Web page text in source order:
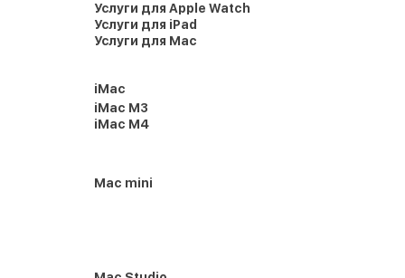
Услуги для Apple Watch
Услуги для iPad
Услуги для Mac
iMac
iMac M3
iMac M4
Mac mini